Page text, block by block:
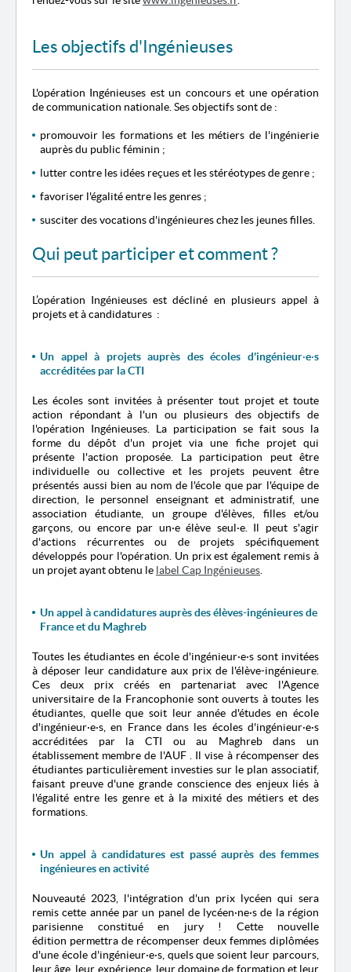
Les objectifs d'Ingénieuses
L'opération Ingénieuses est un concours et une opération
de communication nationale. Ses objectifs sont de :
promouvoir les formations et les métiers de l'ingénierie
auprès du public féminin ;
lutter contre les idées reçues et les stéréotypes de genre ;
favoriser l'égalité entre les genres ;
susciter des vocations d'ingénieures chez les jeunes filles.
Qui peut participer et comment ?
L’opération Ingénieuses est décliné en plusieurs appel à
projets et à candidatures :
Un appel à projets auprès des écoles d'ingénieur·e·s
accréditées par la CTI
Les écoles sont invitées à présenter tout projet et toute
action répondant à l'un ou plusieurs des objectifs de
l'opération Ingénieuses. La participation se fait sous la
forme du dépôt d'un projet via une fiche projet qui
présente l'action proposée. La participation peut être
individuelle ou collective et les projets peuvent être
présentés aussi bien au nom de l'école que par l'équipe de
direction, le personnel enseignant et administratif, une
association étudiante, un groupe d'élèves, filles et/ou
garçons, ou encore par un·e élève seul·e. Il peut s'agir
d'actions récurrentes ou de projets spécifiquement
développés pour l'opération. Un prix est également remis à
un projet ayant obtenu le label Cap Ingénieuses
Un appel à candidatures auprès des élèves-ingénieures de
France et du Maghreb
Toutes les étudiantes en école d'ingénieur·e·s sont invitées
à déposer leur candidature aux prix de l'élève-ingénieure.
Ces deux prix créés en partenariat avec l'Agence
universitaire de la Francophonie sont ouverts à toutes les
étudiantes, quelle que soit leur année d'études en école
d'ingénieur·e·s, en France dans les écoles d'ingénieur·e·s
accréditées par la CTI ou au Maghreb dans un
établissement membre de l'AUF . Il vise à récompenser des
étudiantes particulièrement investies sur le plan associatif,
faisant preuve d'une grande conscience des enjeux liés à
l'égalité entre les genre et à la mixité des métiers et des
formations.
Un appel à candidatures est passé auprès des femmes
ingénieures en activité
Nouveauté 2023, l'intégration d'un prix lycéen qui sera
remis cette année par un panel de lycéen·ne·s de la région
parisienne constitué en jury ! Cette nouvelle
édition permettra de récompenser deux femmes diplômées
d'une école d'ingénieur·e·s, quels que soient leur parcours,
leur âge, leur expérience, leur domaine de formation et leur